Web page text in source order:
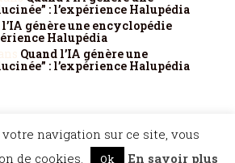
: l’expérience Halupédia
l’IA génère une encyclopédie
Halupédia
Quand l’IA génère une
: l’expérience Halupédia
- Mentions légales - Réalisation :
Vu
des actualités de Dicopathe -
navigation sur ce site, vous
de cookies.
Ok En savoir plus